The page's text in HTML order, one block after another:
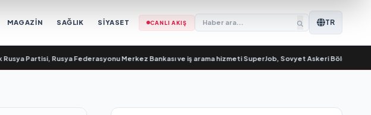
MAGAZİN SAĞLIK SİYASET CANLI AKIŞ TR
Rusya Federasyonu Merkez Bankası ve iş arama hizmeti SuperJob, Sovyet Askeri Bölgesi gazilerinin